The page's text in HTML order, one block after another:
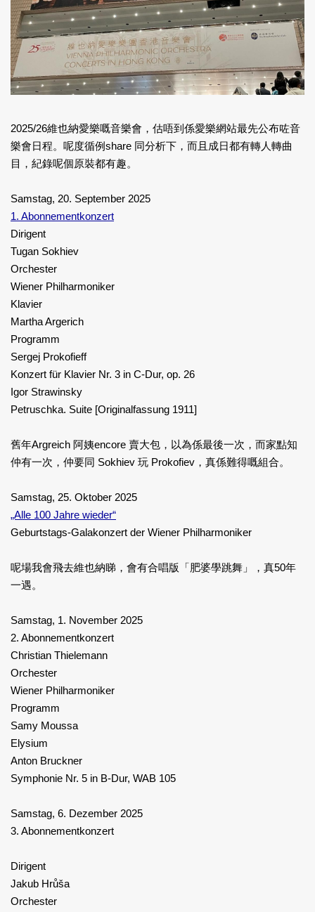
2025/26維也納愛樂嘅音樂會，估唔到係愛樂網站最先公布咗音
樂會日程。呢度循例share 同分析下，而且成日都有轉人轉曲
目，紀錄呢個原裝都有趣。
Samstag, 20. September 2025
1. Abonnementkonzert
Dirigent
Tugan Sokhiev
Orchester
Wiener Philharmoniker
Klavier
Martha Argerich
Programm
Sergej Prokofieff
Konzert für Klavier Nr. 3 in C-Dur, op. 26
Igor Strawinsky
Petruschka. Suite [Originalfassung 1911]
舊年Argreich 阿姨encore 賣大包，以為係最後一次，而家點知
仲有一次，仲要同 Sokhiev 玩 Prokofiev，真係難得嘅組合。
Samstag, 25. Oktober 2025
„Alle 100 Jahre wieder“
Geburtstags-Galakonzert der Wiener Philharmoniker
呢場我會飛去維也納睇，會有合唱版「肥婆學跳舞」，真50年
一遇。
Samstag, 1. November 2025
2. Abonnementkonzert
Christian Thielemann
Orchester
Wiener Philharmoniker
Programm
Samy Moussa
Elysium
Anton Bruckner
Symphonie Nr. 5 in B-Dur, WAB 105
Samstag, 6. Dezember 2025
3. Abonnementkonzert
Dirigent
Jakub Hrůša
Orchester